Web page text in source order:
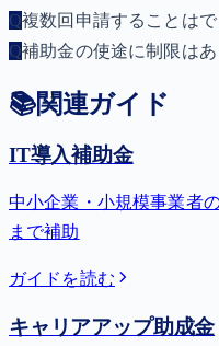
Q複数回申請することはで
Q補助金の使途に制限はあ
📚関連ガイド
IT導入補助金
中小企業・小規模事業者
まで補助
ガイドを読む
キャリアアップ助成金